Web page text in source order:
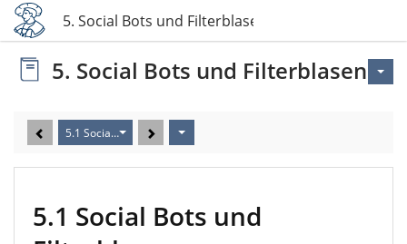
5. Social Bots und Filterblasen
5. Social Bots und Filterblasen
5.1 Social Bots und Filterblasen
5.1 Social Bots und